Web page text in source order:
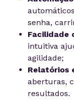
senha,
Facilidade
intuitiva
agilidade;
Relatórios
aberturas,
resultados.